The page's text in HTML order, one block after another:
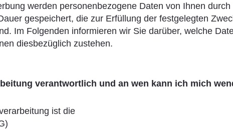
werden personenbezogene Daten von Ihnen
gespeichert, die zur Erfüllung der festgelegten
Im Folgenden informieren wir Sie darüber, welche
diesbezüglich zustehen.
verantwortlich und an wen kann ich mich
ist die